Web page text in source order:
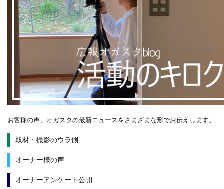
お客様の声、オガスタの最新ニュースをさまざまな形でお伝えします。
取材・撮影のウラ側
オーナー様の声
オーナーアンケート公開